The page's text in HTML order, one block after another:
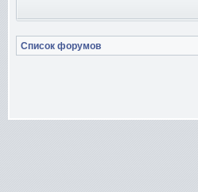
Список форумов